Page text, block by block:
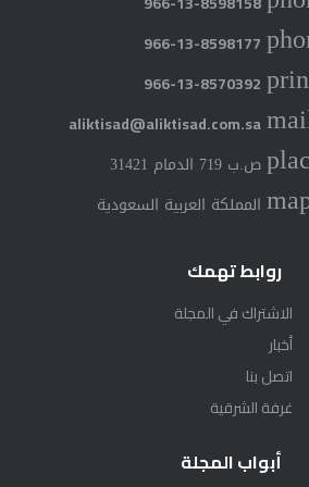
966-13-8598177
966-13-8570392
aliktisad@aliktisad.com.sa
ص.ب 719 الدمام 31421
المملكة العربية السعودية
روابط تهمك
الاشتراك في المجلة
أخبار
اتصل بنا
غرفة الشرقية
أبواب المجلة